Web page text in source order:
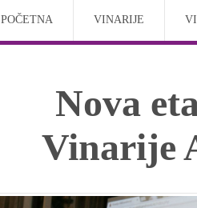
POČETNA VINARIJE
Nova
Vinarije